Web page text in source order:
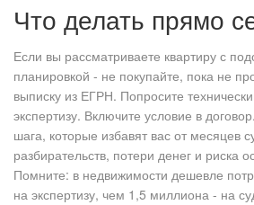
Что делать прямо
Если вы рассматриваете квартиру с
планировкой - не покупайте, пока не
выписку из ЕГРН. Попросите
экспертизу. Включите условие в
шага, которые избавят вас от месяцев
разбирательств, потери денег и риска
Помните: в недвижимости дешевле
на экспертизу, чем 1,5 миллиона - на